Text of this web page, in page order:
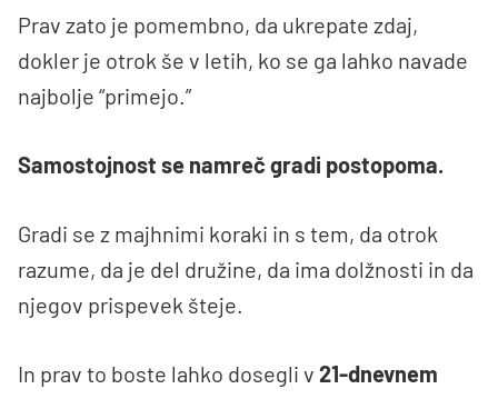
Prav zato je pomembno, da ukrepate zdaj,
dokler je otrok še v letih, ko se ga lahko navade
najbolje “primejo.”
Samostojnost se namreč gradi postopoma.
Gradi se z majhnimi koraki in s tem, da otrok
razume, da je del družine, da ima dolžnosti in da
njegov prispevek šteje.
In prav to boste lahko dosegli v 21-dnevnem